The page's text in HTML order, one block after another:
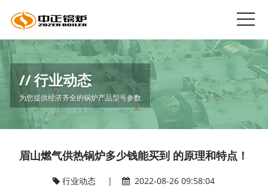
行业动态
为您提供经济齐全的锅炉产品型号参数
眉山燃气供热锅炉多少钱能买到 的原理和特点！
行业动态 | 2022-08-26 09:58:04